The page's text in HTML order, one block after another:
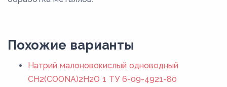
Похожие варианты
Натрий малоновокислый одноводный
CH2(COONA)2H2O 1 ТУ 6-09-4921-80